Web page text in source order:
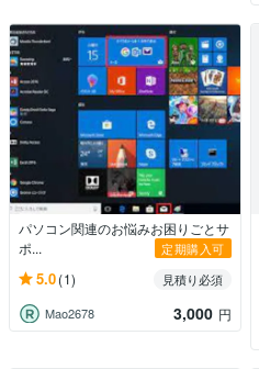
パソコン関連のお悩みお困りごとサ
ポ...
定期購入可
5.0(1)
見積り必須
Mao2678
3,000 円